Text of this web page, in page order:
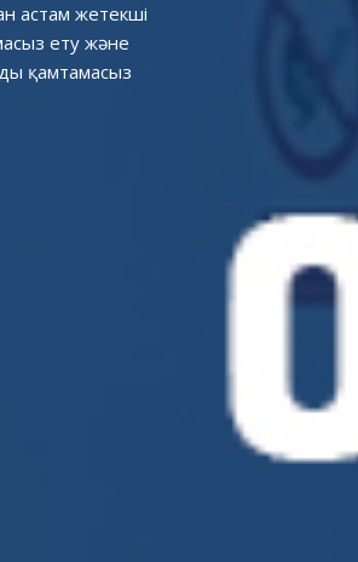
астам жетекші
ету және
қамтамасыз